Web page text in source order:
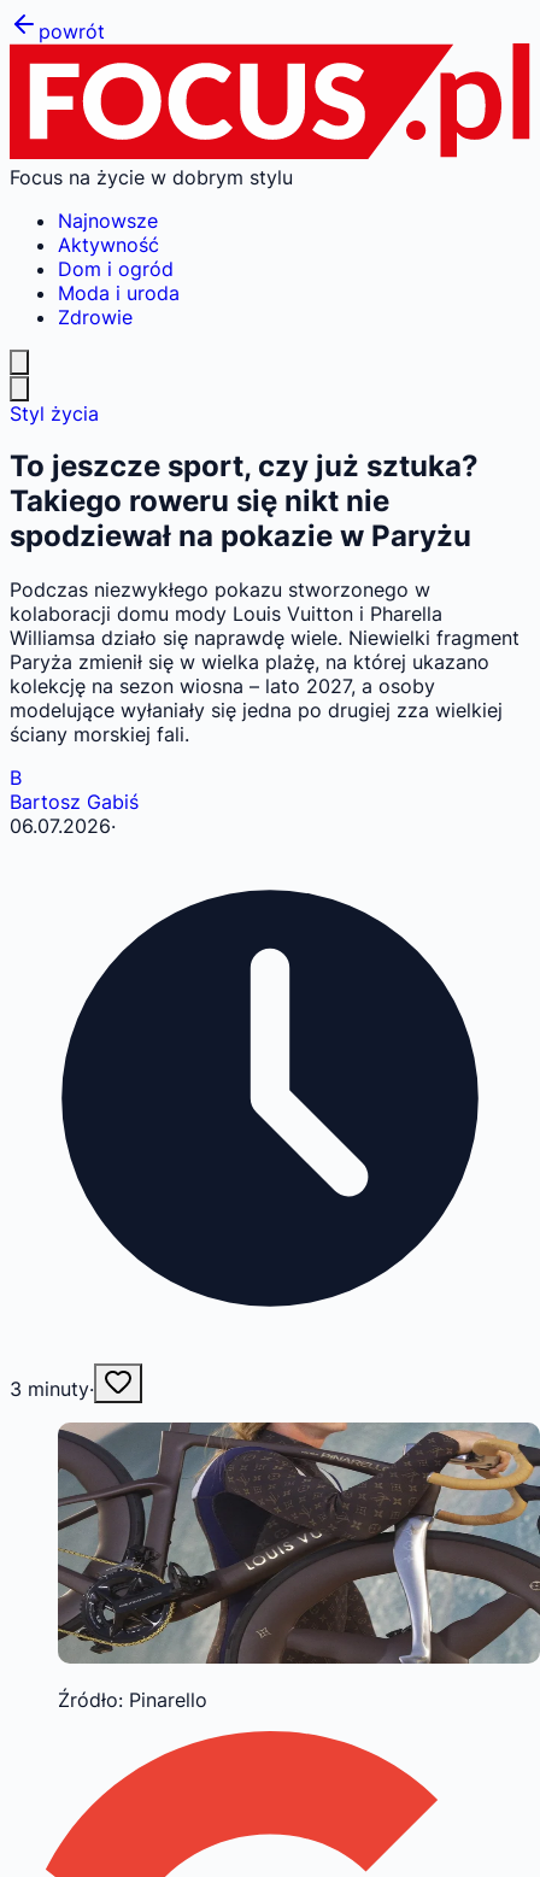
powrót
Focus na życie w dobrym stylu
Najnowsze
Aktywność
Dom i ogród
Moda i uroda
Zdrowie
Styl życia
To jeszcze sport, czy już sztuka?
Takiego roweru się nikt nie
spodziewał na pokazie w Paryżu
Podczas niezwykłego pokazu stworzonego w
kolaboracji domu mody Louis Vuitton i Pharella
Williamsa działo się naprawdę wiele. Niewielki fragment
Paryża zmienił się w wielka plażę, na której ukazano
kolekcję na sezon wiosna – lato 2027, a osoby
modelujące wyłaniały się jedna po drugiej zza wielkiej
ściany morskiej fali.
B
Bartosz Gabiś
06.07.2026·
3 minuty·
Źródło: Pinarello